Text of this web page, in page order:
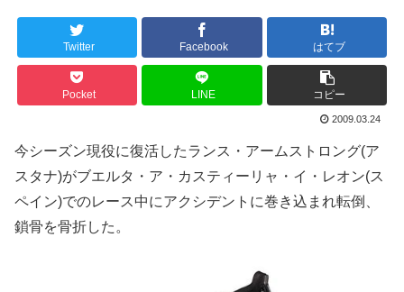
Twitter Facebook はてブ
Pocket LINE コピー
2009.03.24
今シーズン現役に復活したランス・アームストロング(ア
スタナ)がブエルタ・ア・カスティーリャ・イ・レオン(ス
ペイン)でのレース中にアクシデントに巻き込まれ転倒、
鎖骨を骨折した。